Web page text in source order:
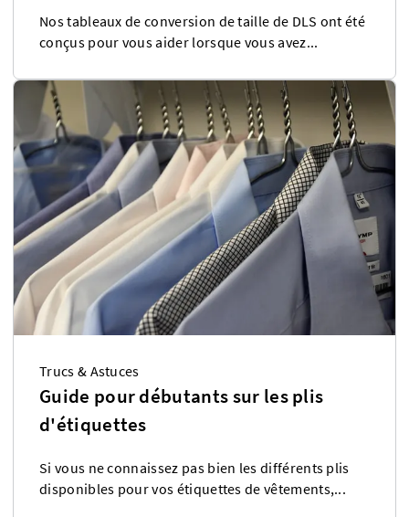
Nos tableaux de conversion de taille de DLS ont été
conçus pour vous aider lorsque vous avez...
Trucs & Astuces
Guide pour débutants sur les plis
d'étiquettes
Si vous ne connaissez pas bien les différents plis
disponibles pour vos étiquettes de vêtements,...